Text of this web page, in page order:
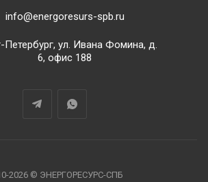
info@energoresurs-spb.ru
Петербург, ул. Ивана Фомина, д.
6, офис 188
2026 © ЭНЕРГОРЕСУРС-СПБ